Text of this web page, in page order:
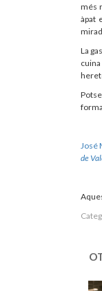
més
àpat
La
José
de